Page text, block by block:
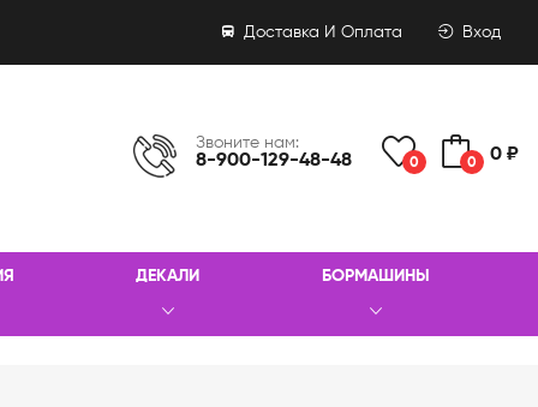
Доставка И Оплата Вход
Звоните нам:
8-900-129-48-48 0 0 0 ₽
ДЕКАЛИ БОРМАШИНЫ